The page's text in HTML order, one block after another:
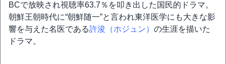
BCで放映され視聴率63.7％を叩き出した国民的ドラマ。
朝鮮王朝時代に“朝鮮随一”と言われ東洋医学にも大きな影
響を与えた名医である許浚（ホジュン） の生涯を描いた
ドラマ。